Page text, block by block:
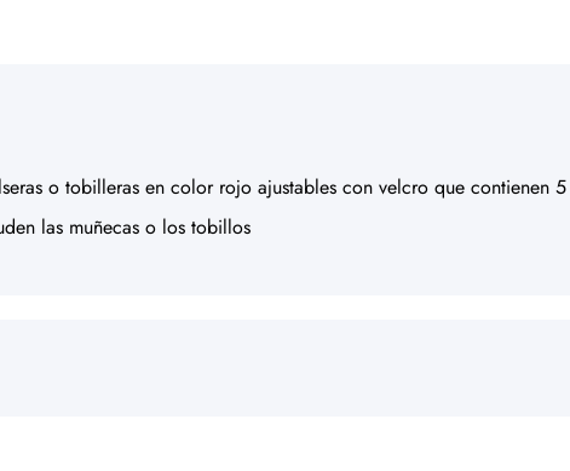
o tobilleras en color rojo ajustables con velcro que contienen
las muñecas o los tobillos